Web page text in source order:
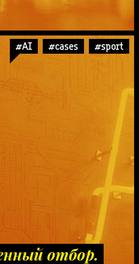
#AI #cases #sport
отбор.